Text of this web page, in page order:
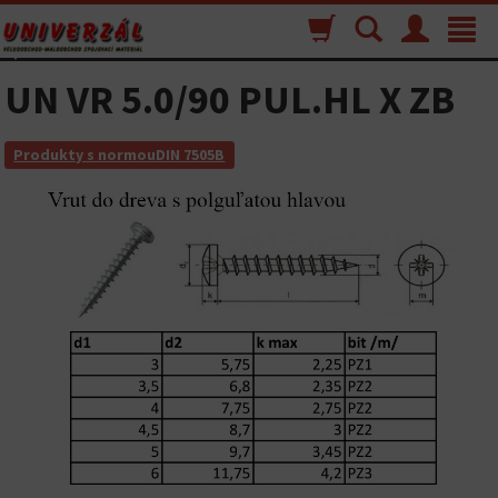
Toggle
Menu
Vyhľadávanie
Nákupný
košík
UN VR 5.0/90 PUL.HL X ZB
Produkty s normouDIN 7505B